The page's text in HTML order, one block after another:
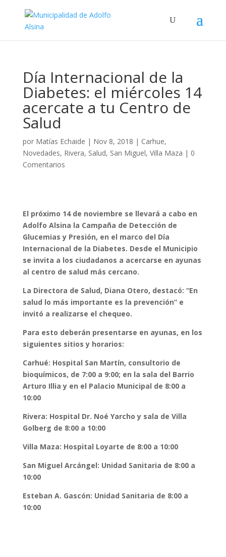
Día Internacional de la
Diabetes: el miércoles 14
acercate a tu Centro de
Salud
por Matías Echaide | Nov 8, 2018 | Carhue,
Novedades, Rivera, Salud, San Miguel, Villa Maza | 0
Comentarios
El próximo 14 de noviembre se llevará a cabo en
Adolfo Alsina la Campaña de Detección de
Glucemias y Presión, en el marco del Día
Internacional de la Diabetes. Desde el Municipio
se invita a los ciudadanos a acercarse en ayunas
al centro de salud más cercano.
La Directora de Salud, Diana Otero, destacó: “En
salud lo más importante es la prevención” e
invitó a realizarse el chequeo.
Para esto deberán presentarse en ayunas, en los
siguientes sitios y horarios:
Carhué: Hospital San Martín, consultorio de
bioquímicos, de 7:00 a 9:00; en la sala del Barrio
Arturo Illia y en el Palacio Municipal de 8:00 a
10:00
Rivera: Hospital Dr. Noé Yarcho y sala de Villa
Golberg de 8:00 a 10:00
Villa Maza: Hospital Loyarte de 8:00 a 10:00
San Miguel Arcángel: Unidad Sanitaria de 8:00 a
10:00
Esteban A. Gascón: Unidad Sanitaria de 8:00 a
10:00